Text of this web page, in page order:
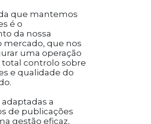
que mantemos
é o
da nossa
mercado, que nos
uma operação
controlo sobre
e qualidade do
a
de publicações
gestão eficaz,